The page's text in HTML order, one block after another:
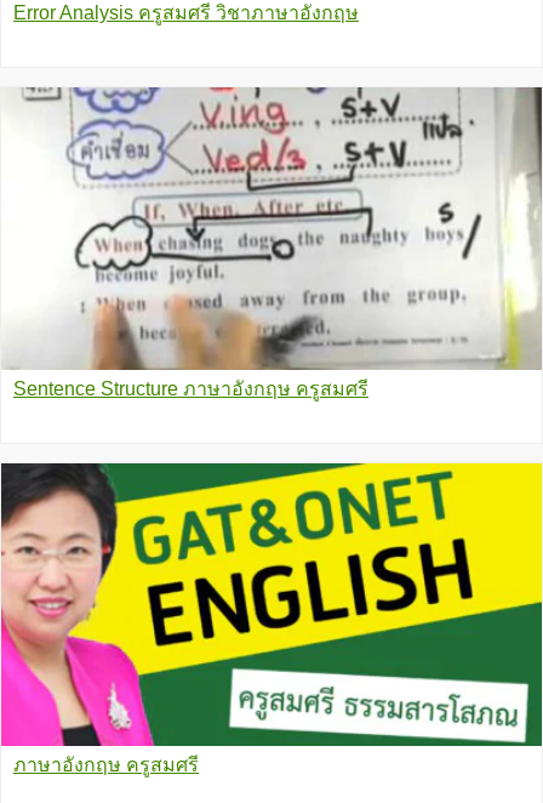
Error Analysis ครูสมศรี วิชาภาษาอังกฤษ
Sentence Structure ภาษาอังกฤษ ครูสมศรี
ภาษาอังกฤษ ครูสมศรี